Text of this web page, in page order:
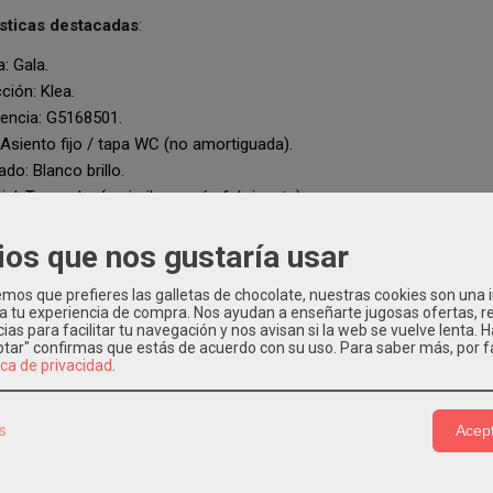
destacadas:
Gala.
Klea.
G5168501.
fijo / tapa WC (no amortiguada).
Blanco brillo.
Termodur (o similar, según fabricante).
para ti :
Gala: garantiza compatibilidad, acabado y calidad como la
brillante: apariencia estética limpia y fácil de mantener.
descatalogada: menos competencia online, lo que permite
concreta.
y servicio especializado para piezas de difícil localización.
que nos gustaría usar
que prefieres las galletas de chocolate, nuestras cookies son una
tu experiencia de compra. Nos ayudan a enseñarte jugosas ofertas,
para facilitar tu navegación y nos avisan si la web se vuelve lenta.
confirmas que estás de acuerdo con su uso. Para saber más, por
de privacidad